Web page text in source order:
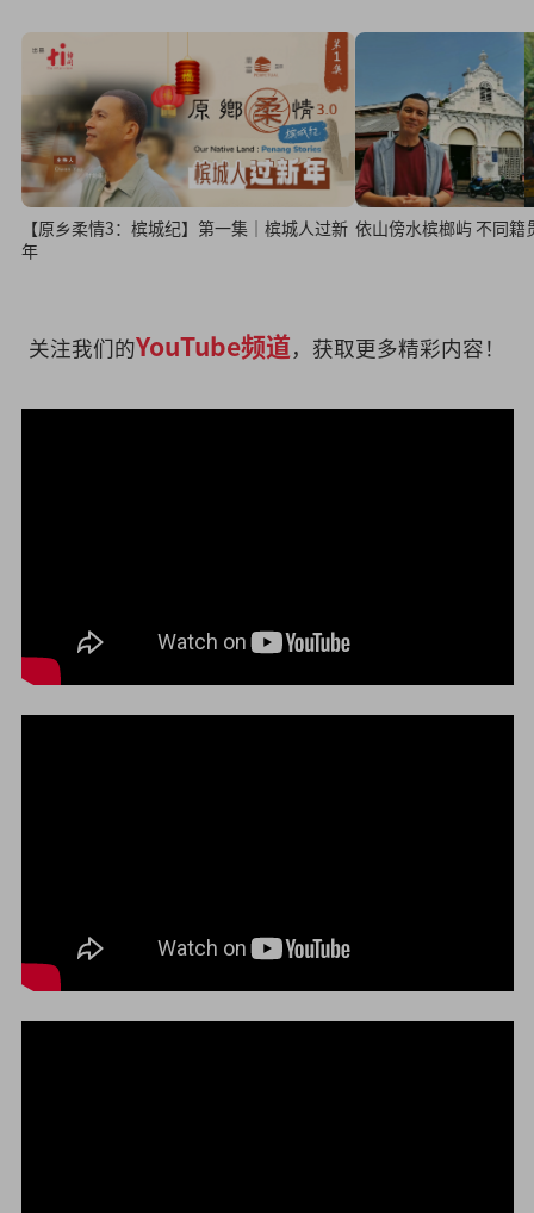
【原乡柔情3：槟城纪】第一集｜槟城人过新
年
依山傍水槟榔屿 不同籍
关注我们的YouTube频道，获取更多精彩内容！